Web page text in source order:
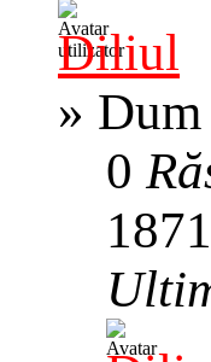
Diliul
»
0